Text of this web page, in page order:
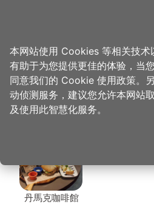
首页 > 想去的地方 > 美食、购物 > 伍角
伍角灯小吃
丹馬克咖啡館
本网站使用 Cookies 等相关技术
有助于为您提供更佳的体验，当
同意我们的 Cookie 使用政策。
动侦测服务，建议您允许本网站
及使用此智慧化服务。